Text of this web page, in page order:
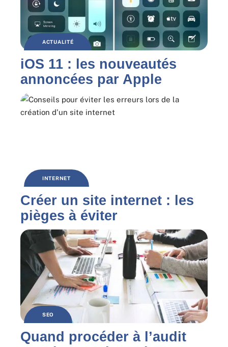
ACTUALITÉ
iOS 11 : les nouveautés
annoncées par Apple
INTERNET
Créer un site internet : les
pièges à éviter
SEO
Quand procéder à l’audit